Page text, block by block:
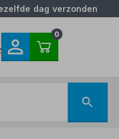
dag verzonden
0